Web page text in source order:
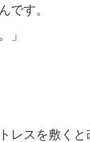
です。
」
レスを敷くと